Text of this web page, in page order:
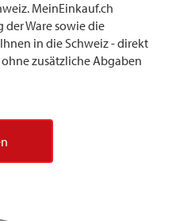
MeinEinkauf.ch
Ware sowie die
in die Schweiz - direkt
zusätzliche Abgaben